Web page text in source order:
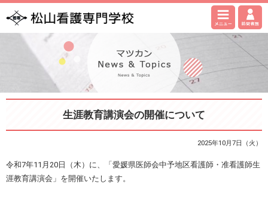
生涯教育講演会の開催について
2025年10月7日（火）
令和7年11月20日（木）に、「愛媛県医師会中予地区看護師・准看護師生
涯教育講演会」を開催いたします。